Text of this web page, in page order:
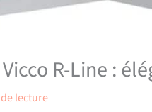
R-Line :
lecture